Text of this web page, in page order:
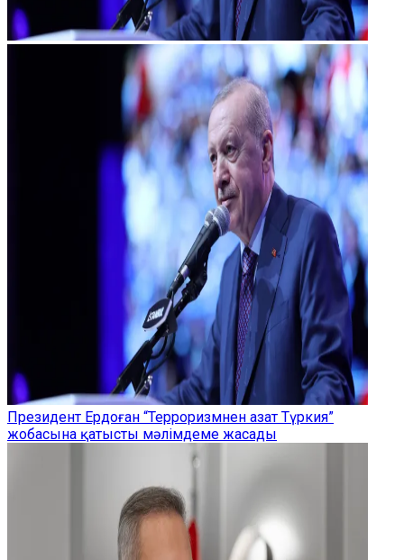
Президент Ердоған “Терроризмнен азат Түркия”
жобасына қатысты мәлімдеме жасады